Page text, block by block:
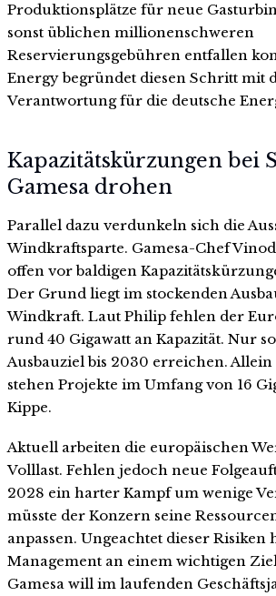
Produktionsplätze für neue
sonst üblichen millionenschweren
Reservierungsgebühren entfallen
Energy begründet diesen Schritt mit
Verantwortung für die deutsche
Kapazitätskürzungen bei
Gamesa drohen
Parallel dazu verdunkeln sich die
Windkraftsparte. Gamesa-Chef
offen vor baldigen
Der Grund liegt im stockenden
Windkraft. Laut Philip fehlen der
rund 40 Gigawatt an Kapazität. Nur so
Ausbauziel bis 2030 erreichen.
stehen Projekte im Umfang von 16
Kippe.
Aktuell arbeiten die europäischen
Volllast. Fehlen jedoch neue
2028 ein harter Kampf um wenige
müsste der Konzern seine
anpassen. Ungeachtet dieser Risiken
Management an einem wichtigen
Gamesa will im laufenden